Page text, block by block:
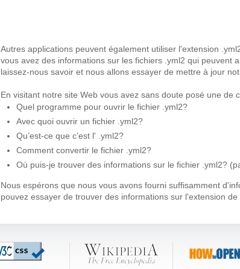
Autres applications peuvent également utiliser l'extension
vous avez des informations sur les fichiers .yml2 qui peuvent
laissez-nous savoir et nous allons essayer de mettre à jour
En visitant notre site Web vous avez sans doute posé une de
Quel programme pour ouvrir le fichier .yml2?
Avec quoi ouvrir un fichier .yml2?
Qu’est-ce que c’est l' .yml2?
Comment convertir le fichier .yml2?
Où puis-je trouver des informations sur le fichier .yml2?
Nous espérons que nous vous avons fourni suffisamment
pouvez essayer de trouver des informations sur l'extension